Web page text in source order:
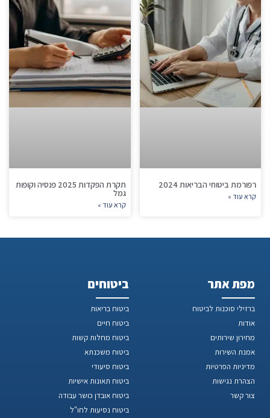
רפורמת ביטוחי הבריאות 2024
קרא עוד »
תקרת הפקדות 2025 פנסיה וקופות
גמל
קרא עוד »
מפת אתר
ברזילי סוכנות לביטוח
אודות
מחירון שירותים
אמנת השירות
מדיניות הפרטיות
הצהרת נגישות
צור קשר
ביטוחים
ביטוח בריאות
ביטוח חיים
ביטוח מחלות קשות
ביטוח משכנתא
ביטוח סיעודי
ביטוח תאונות אישיות
ביטוח אובדן כושר עבודה
ביטוח נסיעות לחו"ל